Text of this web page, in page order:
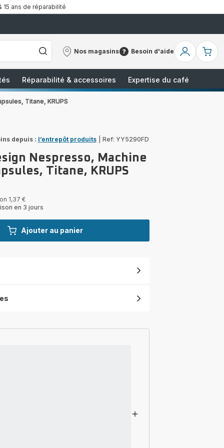
15 ans de réparabilité
Nos magasins
Nos
Besoin d'aide
Besoin
Mon
Réparabilité & accessoires Expertise du café
Titane, KRUPS
depuis : l’entrepôt produits Ref: YY5290FD
Nespresso, Machine
Titane, KRUPS
1,37 €
en 3 jours
Ajouter au panier